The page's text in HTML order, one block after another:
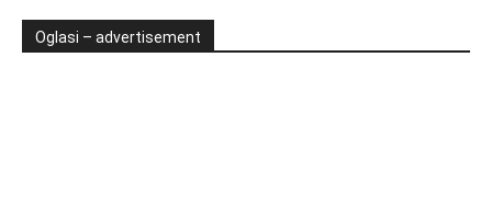
Oglasi – advertisement